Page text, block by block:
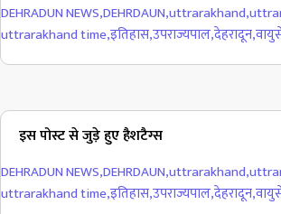
DEHRADUN NEWS,DEHRDAUN,uttrarakhand,
uttrarakhand time,इतिहास,उपराज्यपाल,देहरादून,
इस पोस्ट से जुड़े हुए हैशटैग्स
DEHRADUN NEWS,DEHRDAUN,uttrarakhand,
uttrarakhand time,इतिहास,उपराज्यपाल,देहरादून,